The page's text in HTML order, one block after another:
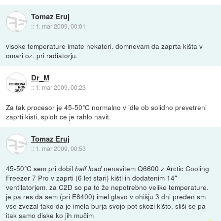
Tomaz Eruj
:: 1. mar 2009, 00:01
visoke temperature imate nekateri. domnevam da zaprta kišta v
omari oz. pri radiatorju.
Dr_M
:: 1. mar 2009, 00:23
Za tak procesor je 45-50°C normalno v idle ob solidno prevetreni
zaprti kisti, sploh ce je rahlo navit.
Tomaz Eruj
:: 1. mar 2009, 00:53
45-50°C sem pri dobilhalf load nenavitem Q6600 z Arctic Cooling
Freezer 7 Pro v zaprti (6 let stari) kišti in dodatenim 14"
ventilatorjem. za C2D so pa to že nepotrebno velike temperature.
je pa res da sem (pri E8400) imel glavo v ohišju 3 dni preden sm
vse zvezal tako da je imela burja svojo pot skozi kišto. sliši se pa
itak samo diske ko jih mučim